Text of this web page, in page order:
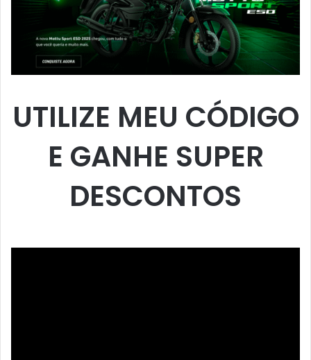
UTILIZE MEU CÓDIGO
E GANHE SUPER
DESCONTOS